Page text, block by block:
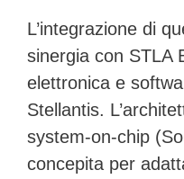
L’integrazione di
sinergia con STLA
elettronica e
Stellantis.
system-on-chip
concepita per